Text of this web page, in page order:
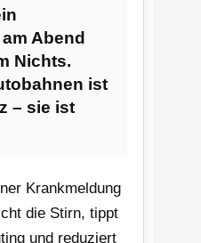
Abend
Nichts.
ist
– sie ist
Krankmeldung
die Stirn, tippt
und reduziert